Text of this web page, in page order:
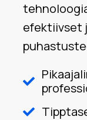
efektiivset